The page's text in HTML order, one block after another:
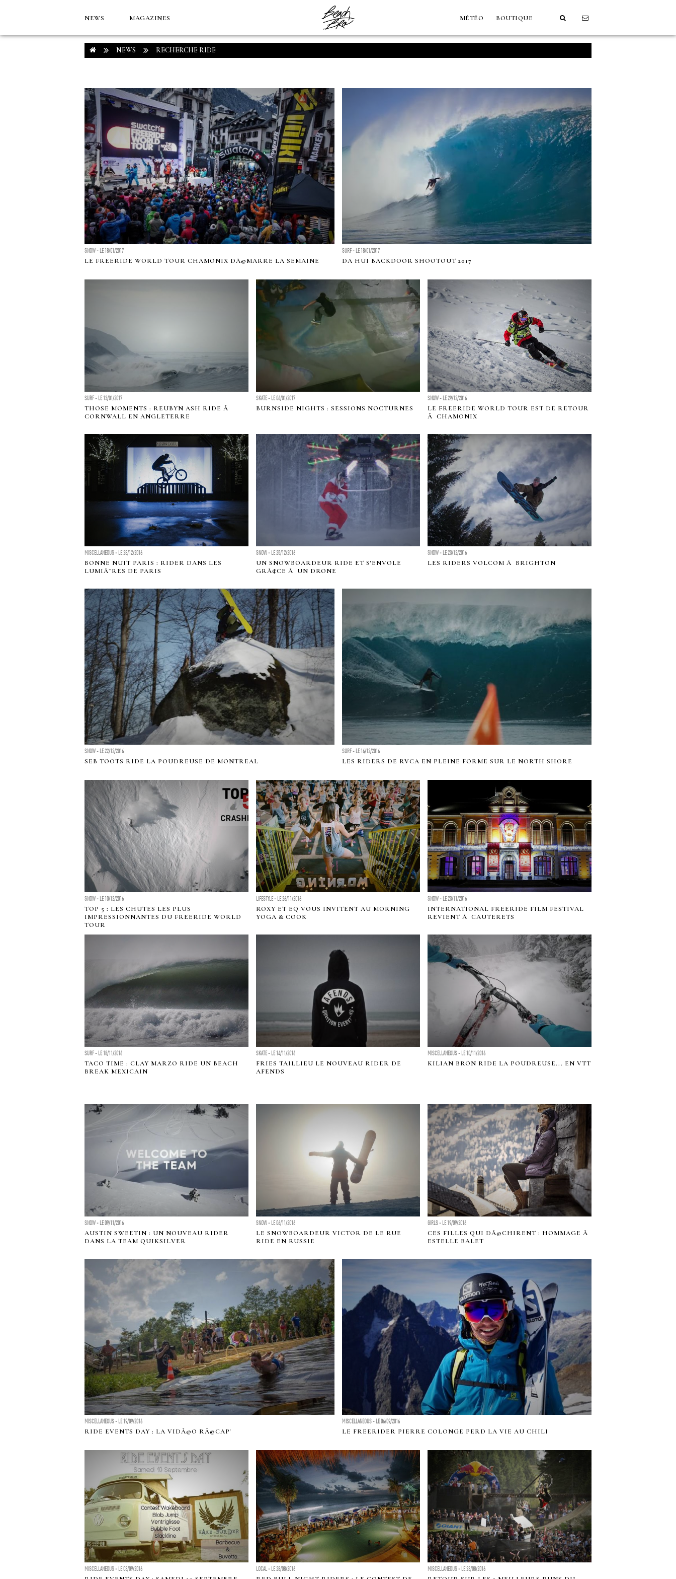
NEWS MAGAZINES MÉTÉO BOUTIQUE
NEWS RECHERCHE RIDE
SNOW - LE 18/01/2017
LE FREERIDE WORLD TOUR CHAMONIX DÃ©MARRE LA SEMAINE
SURF - LE 18/01/2017
DA HUI BACKDOOR SHOOTOUT 2017
SURF - LE 13/01/2017
THOSE MOMENTS : REUBYN ASH RIDE Ã
CORNWALL EN ANGLETERRE
SKATE - LE 06/01/2017
BURNSIDE NIGHTS : SESSIONS NOCTURNES
SNOW - LE 29/12/2016
LE FREERIDE WORLD TOUR EST DE RETOUR
Ã CHAMONIX
MISCELLANEOUS - LE 28/12/2016
BONNE NUIT PARIS : RIDER DANS LES
LUMIÃ¨RES DE PARIS
SNOW - LE 25/12/2016
UN SNOWBOARDEUR RIDE ET S'ENVOLE
GRÃ¢CE Ã UN DRONE
SNOW - LE 23/12/2016
LES RIDERS VOLCOM Ã BRIGHTON
SNOW - LE 22/12/2016
SEB TOOTS RIDE LA POUDREUSE DE MONTREAL
SURF - LE 16/12/2016
LES RIDERS DE RVCA EN PLEINE FORME SUR LE NORTH SHORE
SNOW - LE 10/12/2016
TOP 5 : LES CHUTES LES PLUS
IMPRESSIONNANTES DU FREERIDE WORLD
TOUR
LIFESTYLE - LE 26/11/2016
ROXY ET EQ VOUS INVITENT AU MORNING
YOGA & COOK
SNOW - LE 23/11/2016
INTERNATIONAL FREERIDE FILM FESTIVAL
REVIENT Ã CAUTERETS
SURF - LE 18/11/2016
TACO TIME : CLAY MARZO RIDE UN BEACH
BREAK MEXICAIN
SKATE - LE 14/11/2016
FRIES TAILLIEU LE NOUVEAU RIDER DE
AFENDS
MISCELLANEOUS - LE 10/11/2016
KILIAN BRON RIDE LA POUDREUSE... EN VTT
SNOW - LE 09/11/2016
AUSTIN SWEETIN : UN NOUVEAU RIDER
DANS LA TEAM QUIKSILVER
SNOW - LE 06/11/2016
LE SNOWBOARDEUR VICTOR DE LE RUE
RIDE EN RUSSIE
GIRLS - LE 19/09/2016
CES FILLES QUI DÃ©CHIRENT : HOMMAGE Ã
ESTELLE BALET
MISCELLANEOUS - LE 19/09/2016
RIDE EVENTS DAY : LA VIDÃ©O RÃ©CAP'
MISCELLANEOUS - LE 06/09/2016
LE FREERIDER PIERRE COLONGE PERD LA VIE AU CHILI
MISCELLANEOUS - LE 03/09/2016 LOCAL - LE 28/08/2016 MISCELLANEOUS - LE 23/08/2016